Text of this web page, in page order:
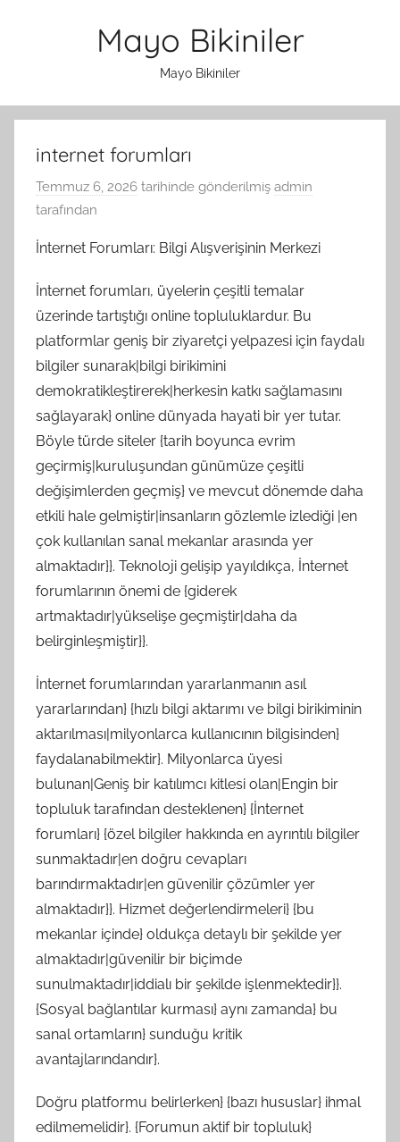
Mayo Bikiniler
Mayo Bikiniler
internet forumları
Temmuz 6, 2026 tarihinde gönderilmiş admin
tarafından
İnternet Forumları: Bilgi Alışverişinin Merkezi
İnternet forumları, üyelerin çeşitli temalar
üzerinde tartıştığı online topluluklardur. Bu
platformlar geniş bir ziyaretçi yelpazesi için faydalı
bilgiler sunarak|bilgi birikimini
demokratikleştirerek|herkesin katkı sağlamasını
sağlayarak} online dünyada hayati bir yer tutar.
Böyle türde siteler {tarih boyunca evrim
geçirmiş|kuruluşundan günümüze çeşitli
değişimlerden geçmiş} ve mevcut dönemde daha
etkili hale gelmiştir|insanların gözlemle izlediği |en
çok kullanılan sanal mekanlar arasında yer
almaktadır}}. Teknoloji gelişip yayıldıkça, İnternet
forumlarının önemi de {giderek
artmaktadır|yükselişe geçmiştir|daha da
belirginleşmiştir}}.
İnternet forumlarından yararlanmanın asıl
yararlarından} {hızlı bilgi aktarımı ve bilgi birikiminin
aktarılması|milyonlarca kullanıcının bilgisinden}
faydalanabilmektir}. Milyonlarca üyesi
bulunan|Geniş bir katılımcı kitlesi olan|Engin bir
topluluk tarafından desteklenen} {İnternet
forumları} {özel bilgiler hakkında en ayrıntılı bilgiler
sunmaktadır|en doğru cevapları
barındırmaktadır|en güvenilir çözümler yer
almaktadır}}. Hizmet değerlendirmeleri} {bu
mekanlar içinde} oldukça detaylı bir şekilde yer
almaktadır|güvenilir bir biçimde
sunulmaktadır|iddialı bir şekilde işlenmektedir}}.
{Sosyal bağlantılar kurması} aynı zamanda} bu
sanal ortamların} sunduğu kritik
avantajlarındandır}.
Doğru platformu belirlerken} {bazı hususlar} ihmal
edilmemelidir}. {Forumun aktif bir topluluk}